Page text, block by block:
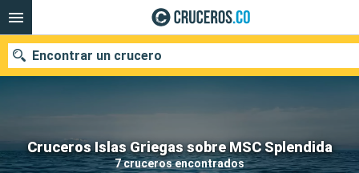
Cruceros Islas Griegas sobre MSC Splendida
7 cruceros encontrados
Encontrar un crucero
Fecha de salida